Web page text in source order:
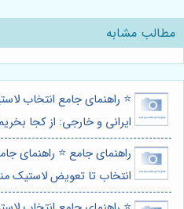
مطالب مشابه
⭐️ راهنمای جامع انتخاب
ایرانی و خارجی: از کجا
راهنمای جامع ⭐️ راهنمای
انتخاب تا تعویض لاستیک